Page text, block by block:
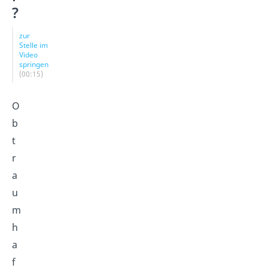
?
zur
Stelle im
Video
springen
(00:15)
O
b
t
r
a
u
m
h
a
f